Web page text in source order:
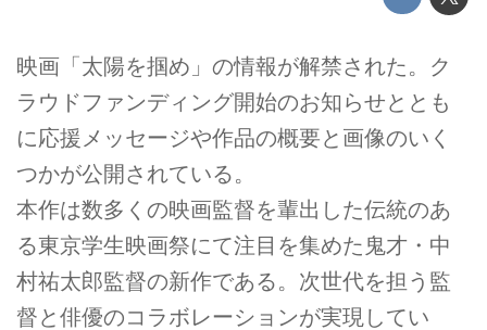
映画「太陽を掴め」の情報が解禁された。ク
ラウドファンディング開始のお知らせととも
に応援メッセージや作品の概要と画像のいく
つかが公開されている。
本作は数多くの映画監督を輩出した伝統のあ
る東京学生映画祭にて注目を集めた鬼才・中
村祐太郎監督の新作である。次世代を担う監
督と俳優のコラボレーションが実現してい